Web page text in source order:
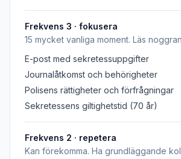
Frekvens 3 · fokusera
15 mycket vanliga moment. Läs
E-post med sekretessuppgifter
Journalåtkomst och behörigheter
Polisens rättigheter och förfrågningar
Sekretessens giltighetstid (70 år)
Frekvens 2 · repetera
Kan förekomma. Ha grundläggande